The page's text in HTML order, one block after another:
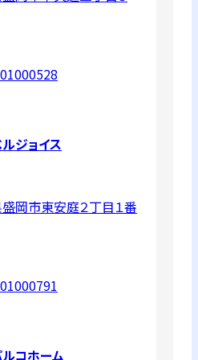
ジョイス
岡市東安庭２丁目１番
コホーム